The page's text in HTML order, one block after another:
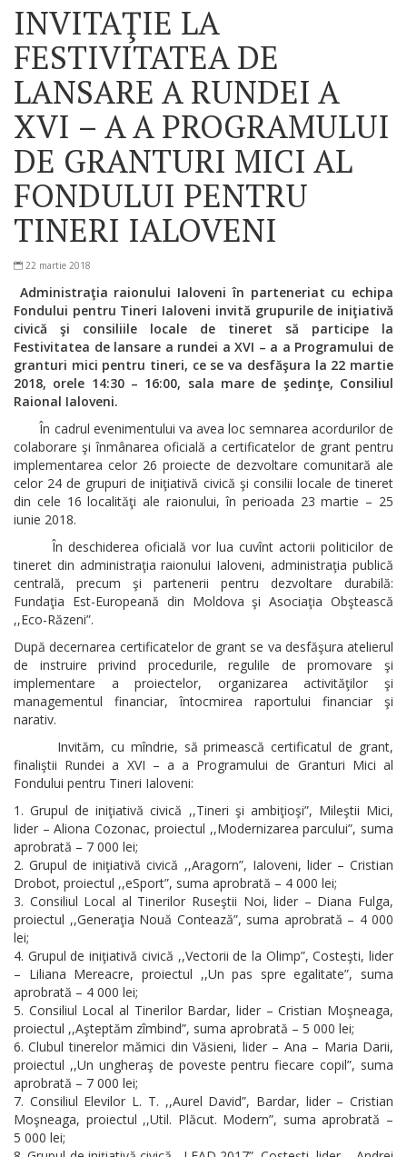
INVITAŢIE LA
FESTIVITATEA DE
LANSARE A RUNDEI A
XVI – A A PROGRAMULUI
DE GRANTURI MICI AL
FONDULUI PENTRU
TINERI IALOVENI
22 martie 2018
Administraţia raionului Ialoveni în parteneriat cu echipa
Fondului pentru Tineri Ialoveni invită grupurile de iniţiativă
civică şi consiliile locale de tineret să participe la
Festivitatea de lansare a rundei a XVI – a a Programului de
granturi mici pentru tineri, ce se va desfăşura la 22 martie
2018, orele 14:30 – 16:00, sala mare de şedinţe, Consiliul
Raional Ialoveni.
În cadrul evenimentului va avea loc semnarea acordurilor de
colaborare şi înmânarea oficială a certificatelor de grant pentru
implementarea celor 26 proiecte de dezvoltare comunitară ale
celor 24 de grupuri de iniţiativă civică şi consilii locale de tineret
din cele 16 localităţi ale raionului, în perioada 23 martie – 25
iunie 2018.
În deschiderea oficială vor lua cuvînt actorii politicilor de
tineret din administraţia raionului Ialoveni, administraţia publică
centrală, precum şi partenerii pentru dezvoltare durabilă:
Fundaţia Est-Europeană din Moldova şi Asociaţia Obştească
,,Eco-Răzeni”.
După decernarea certificatelor de grant se va desfăşura atelierul
de instruire privind procedurile, regulile de promovare şi
implementare a proiectelor, organizarea activităţilor şi
managementul financiar, întocmirea raportului financiar şi
narativ.
Invităm, cu mîndrie, să primească certificatul de grant,
finaliştii Rundei a XVI – a a Programului de Granturi Mici al
Fondului pentru Tineri Ialoveni:
Grupul de iniţiativă civică ,,Tineri şi ambiţioşi”, Mileştii Mici,
lider – Aliona Cozonac, proiectul ,,Modernizarea parcului”, suma
aprobrată – 7 000 lei;
Grupul de iniţiativă civică ,,Aragorn”, Ialoveni, lider – Cristian
Drobot, proiectul ,,eSport”, suma aprobrată – 4 000 lei;
Consiliul Local al Tinerilor Ruseştii Noi, lider – Diana Fulga,
proiectul ,,Generaţia Nouă Contează”, suma aprobrată – 4 000
lei;
Grupul de iniţiativă civică ,,Vectorii de la Olimp”, Costeşti, lider
– Liliana Mereacre, proiectul ,,Un pas spre egalitate”, suma
aprobrată – 4 000 lei;
Consiliul Local al Tinerilor Bardar, lider – Cristian Moşneaga,
proiectul ,,Aşteptăm zîmbind”, suma aprobrată – 5 000 lei;
Clubul tinerelor mămici din Văsieni, lider – Ana – Maria Darii,
proiectul ,,Un ungheraş de poveste pentru fiecare copil”, suma
aprobrată – 7 000 lei;
Consiliul Elevilor L. T. ,,Aurel David”, Bardar, lider – Cristian
Moşneaga, proiectul ,,Util. Plăcut. Modern”, suma aprobrată –
5 000 lei;